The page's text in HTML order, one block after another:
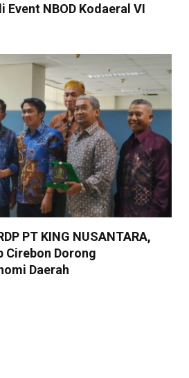
NBOD Kodaeral VI
PT KING NUSANTARA,
Cirebon Dorong
Daerah